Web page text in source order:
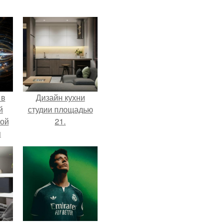
Дизайн кухни
студии площадью
21.